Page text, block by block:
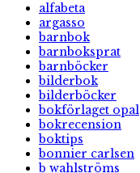
alfabeta
argasso
barnbok
barnboksprat
barnböcker
bilderbok
bilderböcker
bokförlaget opal
bokrecension
boktips
bonnier carlsen
b wahlströms